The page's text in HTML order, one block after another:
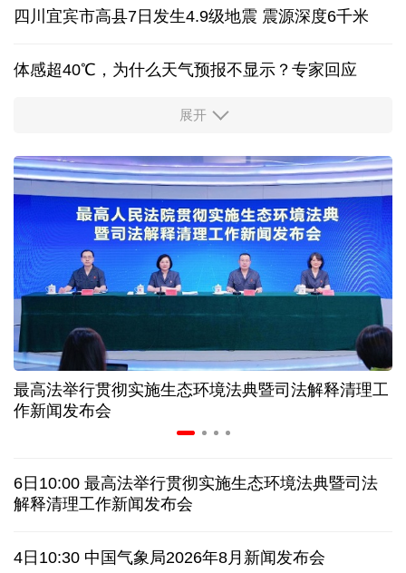
四川宜宾市高县7日发生4.9级地震 震源深度6千米
体感超40℃，为什么天气预报不显示？专家回应
服务实体经济 财政金融打出“组合拳”
31省份上半年外贸成绩单出炉 见证产业提质跃迁
比一张A4纸还要薄！我国高端钢材迎来密集突破
让药品更好触达患者 多款新药选择网络平台首发
7月份中国仓储指数保持扩张 行业运行韧性较强
金价大反弹！黄金以旧换新业务火热，记者探访
泰国发生校园枪击案 致7人死亡 17人伤 凶手疑自杀
特朗普再签行政令 禁止"生育旅游"收紧"出生公民权"
展开
最高法举行贯彻实施生态环境法典暨司法解释清理工
作新闻发布会
6日10:00 最高法举行贯彻实施生态环境法典暨司法
解释清理工作新闻发布会
4日10:30 中国气象局2026年8月新闻发布会